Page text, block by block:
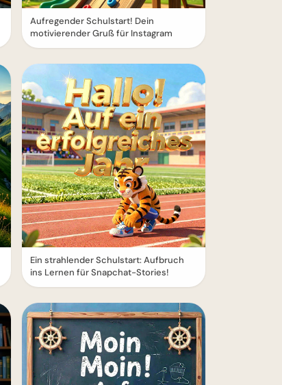
Aufregender Schulstart! Dein
motivierender Gruß für Instagram
Ein strahlender Schulstart: Aufbruch
ins Lernen für Snapchat-Stories!